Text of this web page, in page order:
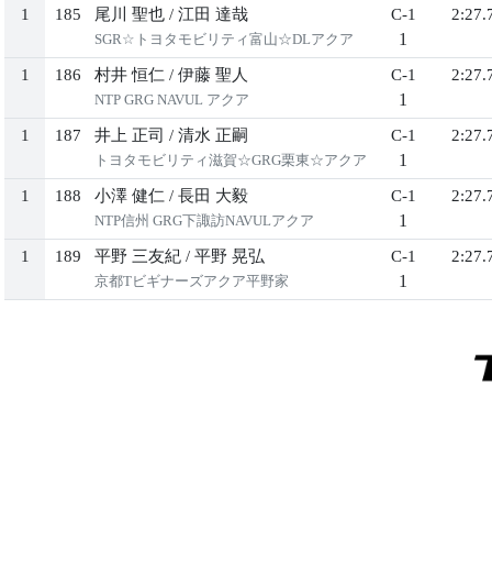
1 185 尾川 聖也 / 江田 達哉
SGR☆トヨタモビリティ富山☆DLアクア
C-1
1
1 186 村井 恒仁 / 伊藤 聖人
NTP GRG NAVUL アクア
C-1
1
1 187 井上 正司 / 清水 正嗣
トヨタモビリティ滋賀☆GRG栗東☆アクア
C-1
1
1 188 小澤 健仁 / 長田 大毅
NTP信州 GRG下諏訪NAVULアクア
C-1
1
1 189 平野 三友紀 / 平野 晃弘
京都Tビギナーズアクア平野家
C-1
1